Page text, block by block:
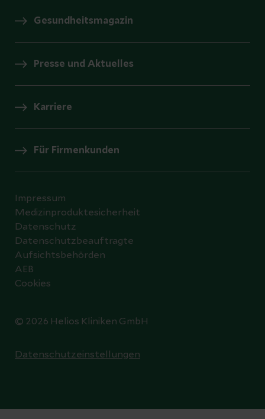
Gesundheitsmagazin
Presse und Aktuelles
Karriere
Für Firmenkunden
© 2026 Helios Kliniken GmbH
Impressum
Medizinproduktesicherheit
Datenschutz
Datenschutzbeauftragte
Aufsichtsbehörden
AEB
Cookies
Datenschutzeinstellungen